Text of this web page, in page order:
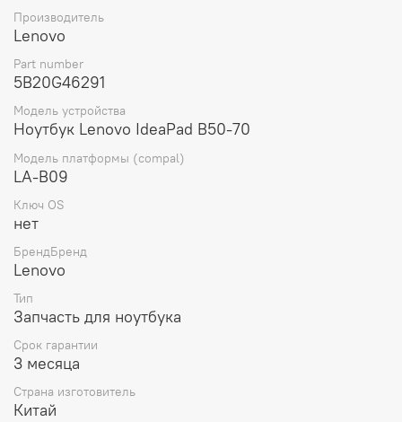
материнская плата.
Вес материнской платы составляет 300 грамм, что
делает ее легкой и удобной для установки и
Производитель
Lenovo
Part number
5B20G46291
Модель устройства
Ноутбук Lenovo IdeaPad B50-70
Модель платформы (compal)
LA-B09
Ключ OS
нет
БрендБренд
Lenovo
Тип
Запчасть для ноутбука
Срок гарантии
3 месяца
Страна изготовитель
Китай